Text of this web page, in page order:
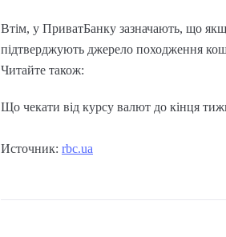
Втім, у ПриватБанку зазначають, що
підтверджують джерело походження
Читайте також:
Що чекати від курсу валют до кінця
Источник: rbc.ua